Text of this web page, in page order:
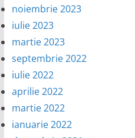
noiembrie 2023
iulie 2023
martie 2023
septembrie 2022
iulie 2022
aprilie 2022
martie 2022
ianuarie 2022